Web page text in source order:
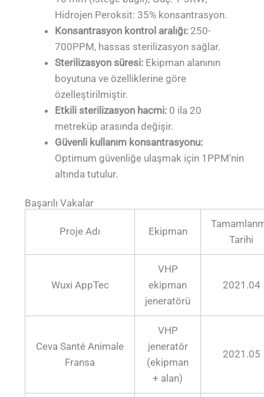
Hidrojen Peroksit: 35% konsantrasyon.
Konsantrasyon kontrol aralığı: 250-
700PPM, hassas sterilizasyon sağlar.
Sterilizasyon süresi: Ekipman alanının
boyutuna ve özelliklerine göre
özelleştirilmiştir.
Etkili sterilizasyon hacmi: 0 ila 20
metreküp arasında değişir.
Güvenli kullanım konsantrasyonu:
Optimum güvenliğe ulaşmak için 1PPM'nin
altında tutulur.
Başarılı Vakalar
Proje Adı Ekipman
Tarihi
Wuxi AppTec
VHP
ekipman
jeneratörü
2021.04
Ceva Santé Animale
Fransa
VHP
jeneratör
(ekipman
+ alan)
2021.05